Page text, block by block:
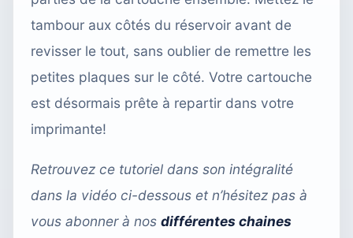
tambour aux côtés du réservoir avant de
revisser le tout, sans oublier de remettre les
petites plaques sur le côté. Votre cartouche
est désormais prête à repartir dans votre
imprimante!
Retrouvez ce tutoriel dans son intégralité
dans la vidéo ci-dessous et n’hésitez pas à
vous abonner à nos différentes chaines